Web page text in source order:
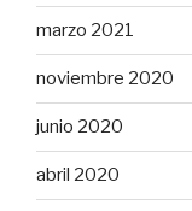
marzo 2021
noviembre 2020
junio 2020
abril 2020